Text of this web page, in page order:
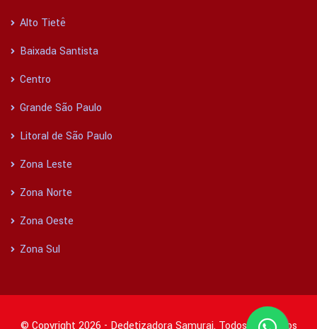
Alto Tietê
Baixada Santista
Centro
Grande São Paulo
Litoral de São Paulo
Zona Leste
Zona Norte
Zona Oeste
Zona Sul
© Copyright 2026 - Dedetizadora Samurai. Todos os direitos